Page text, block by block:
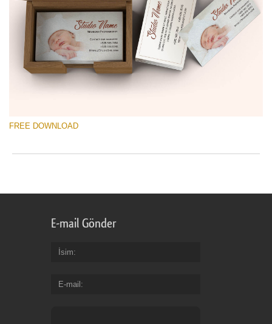
Free Template #40
Photographer Marketing Templates
Ücretsiz indirin
FREE DOWNLOAD
E-mail Gönder
İsim
E-mail